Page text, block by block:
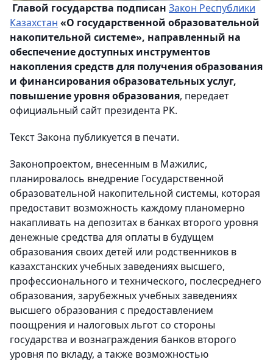
Главой государства подписан Закон Республики
Казахстан «О государственной образовательной
накопительной системе», направленный на
обеспечение доступных инструментов
накопления средств для получения образования
и финансирования образовательных услуг,
повышение уровня образования, передает
официальный сайт президента РК.
Текст Закона публикуется в печати.
Законопроектом, внесенным в Мажилис,
планировалось внедрение Государственной
образовательной накопительной системы, которая
предоставит возможность каждому планомерно
накапливать на депозитах в банках второго уровня
денежные средства для оплаты в будущем
образования своих детей или родственников в
казахстанских учебных заведениях высшего,
профессионального и технического, послесреднего
образования, зарубежных учебных заведениях
высшего образования с предоставлением
поощрения и налоговых льгот со стороны
государства и вознаграждения банков второго
уровня по вкладу, а также возможностью